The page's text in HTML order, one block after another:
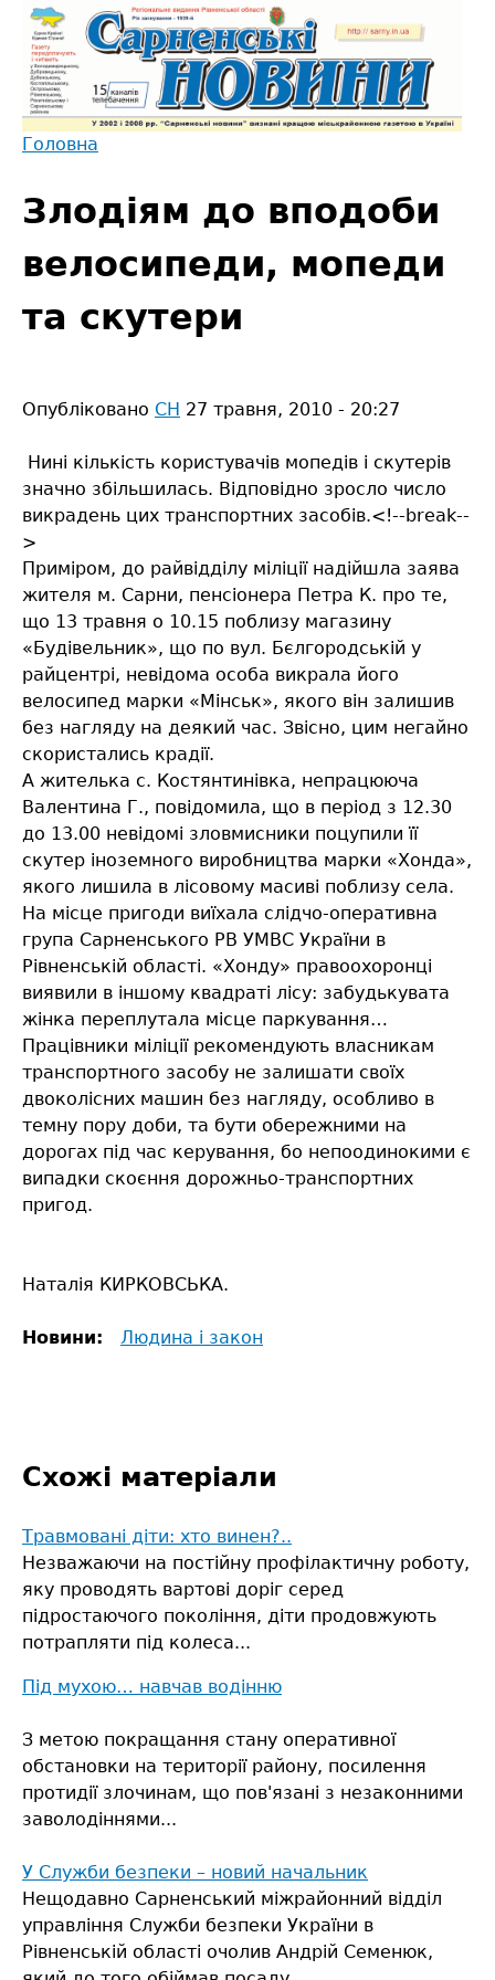
Jump
navigation
є
тут
Головна
to
top
Злодіям до вподоби
велосипеди, мопеди
та скутери
Опубліковано СН 27 травня, 2010 - 20:27
Нині кількість користувачів мопедів і скутерів
значно збільшилась. Відповідно зросло число
викрадень цих транспортних засобів.<!--break--
>
Приміром, до райвідділу міліції надійшла заява
жителя м. Сарни, пенсіонера Петра К. про те,
що 13 травня о 10.15 поблизу магазину
«Будівельник», що по вул. Бєлгородській у
райцентрі, невідома особа викрала його
велосипед марки «Мінськ», якого він залишив
без нагляду на деякий час. Звісно, цим негайно
скористались крадії.
А жителька с. Костянтинівка, непрацююча
Валентина Г., повідомила, що в період з 12.30
до 13.00 невідомі зловмисники поцупили її
скутер іноземного виробництва марки «Хонда»,
якого лишила в лісовому масиві поблизу села.
На місце пригоди виїхала слідчо-оперативна
група Сарненського РВ УМВС України в
Рівненській області. «Хонду» правоохоронці
виявили в іншому квадраті лісу: забудькувата
жінка переплутала місце паркування…
Працівники міліції рекомендують власникам
транспортного засобу не залишати своїх
двоколісних машин без нагляду, особливо в
темну пору доби, та бути обережними на
дорогах під час керування, бо непоодинокими є
випадки скоєння дорожньо-транспортних
пригод.
Наталія КИРКОВСЬКА.
Новини: Людина і закон
Схожі матеріали
Травмовані діти: хто винен?..
Незважаючи на постійну профілактичну роботу,
яку проводять вартові доріг серед
підростаючого покоління, діти продовжують
потрапляти під колеса...
Під мухою… навчав водінню
З метою покращання стану оперативної
обстановки на території району, посилення
протидії злочинам, що пов'язані з незаконними
заволодіннями...
У Служби безпеки – новий начальник
Нещодавно Сарненський міжрайонний відділ
управління Служби безпеки України в
Рівненській області очолив Андрій Семенюк,